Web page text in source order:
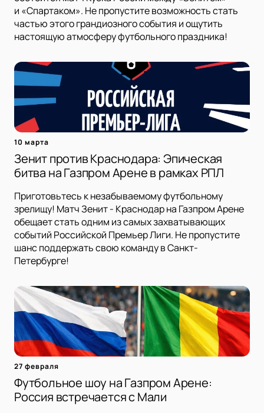
и «Спартаком». Не пропустите возможность стать
частью этого грандиозного события и ощутить
настоящую атмосферу футбольного праздника!
10 марта
Зенит против Краснодара: Эпическая
битва на Газпром Арене в рамках РПЛ
Приготовьтесь к незабываемому футбольному
зрелищу! Матч Зенит - Краснодар на Газпром Арене
обещает стать одним из самых захватывающих
событий Российской Премьер Лиги. Не пропустите
шанс поддержать свою команду в Санкт-
Петербурге!
27 февраля
Футбольное шоу на Газпром Арене:
Россия встречается с Мали